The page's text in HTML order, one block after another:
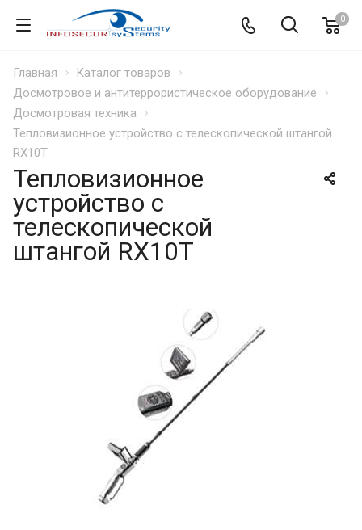
0
Главная
Каталог товаров
Досмотровое и антитеррористическое оборудование
Досмотровая техника
Тепловизионное устройство с телескопической штангой
RX10T
Тепловизионное
устройство с
телескопической
штангой RX10T